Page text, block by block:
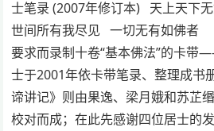
士笔录 (2007年修订本) 天上天下
世间所有我尽见 一切无有如佛者
要求而录制十卷“基本佛法”的卡带
士于2001年依卡带笔录、整理成书
谛讲记》则由果逸、梁月娥和苏芷
校对而成；在此先感谢四位居士的